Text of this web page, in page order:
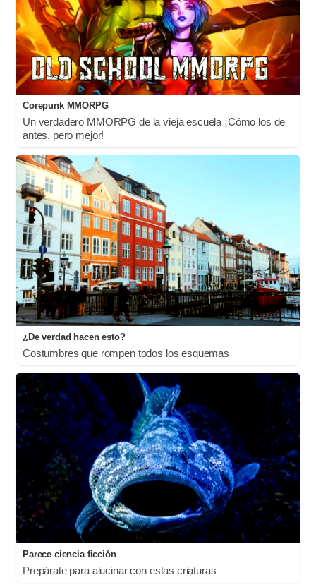
Corepunk MMORPG
Un verdadero MMORPG de la vieja escuela ¡Cómo los de
antes, pero mejor!
¿De verdad hacen esto?
Costumbres que rompen todos los esquemas
Parece ciencia ficción
Prepárate para alucinar con estas criaturas